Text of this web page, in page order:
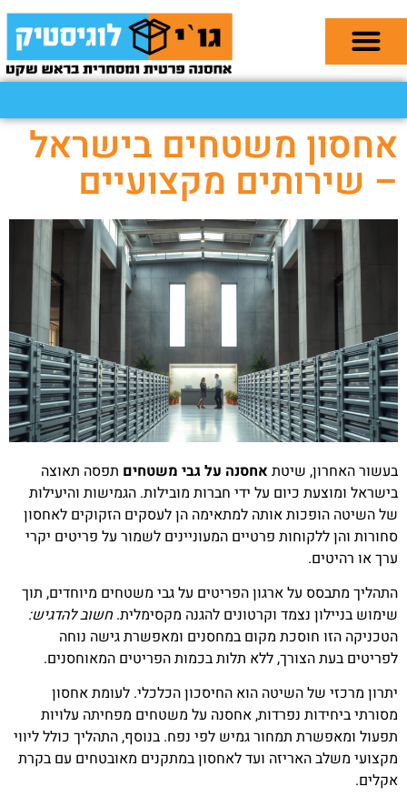
אחסון משטחים בישראל
– שירותים מקצועיים
בעשור האחרון, שיטת אחסנה על גבי משטחים תפסה תאוצה
בישראל ומוצעת כיום על ידי חברות מובילות. הגמישות והיעילות
של השיטה הופכות אותה למתאימה הן לעסקים הזקוקים לאחסון
סחורות והן ללקוחות פרטיים המעוניינים לשמור על פריטים יקרי
ערך או רהיטים.
התהליך מתבסס על ארגון הפריטים על גבי משטחים מיוחדים, תוך
שימוש בניילון נצמד וקרטונים להגנה מקסימלית. חשוב להדגיש:
הטכניקה הזו חוסכת מקום במחסנים ומאפשרת גישה נוחה
לפריטים בעת הצורך, ללא תלות בכמות הפריטים המאוחסנים.
יתרון מרכזי של השיטה הוא החיסכון הכלכלי. לעומת אחסון
מסורתי ביחידות נפרדות, אחסנה על משטחים מפחיתה עלויות
תפעול ומאפשרת תמחור גמיש לפי נפח. בנוסף, התהליך כולל ליווי
מקצועי משלב האריזה ועד לאחסון במתקנים מאובטחים עם בקרת
אקלים.